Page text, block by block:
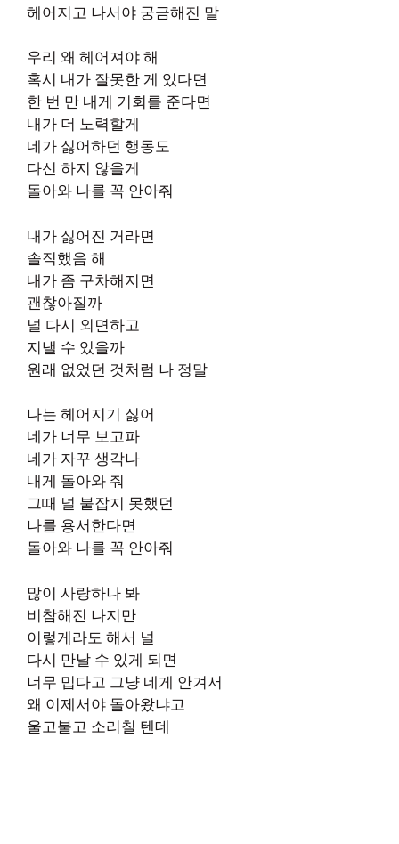
헤어지고 나서야 궁금해진 말
우리 왜 헤어져야 해
혹시 내가 잘못한 게 있다면
한 번 만 내게 기회를 준다면
내가 더 노력할게
네가 싫어하던 행동도
다신 하지 않을게
돌아와 나를 꼭 안아줘
내가 싫어진 거라면
솔직했음 해
내가 좀 구차해지면
괜찮아질까
널 다시 외면하고
지낼 수 있을까
원래 없었던 것처럼 나 정말
나는 헤어지기 싫어
네가 너무 보고파
네가 자꾸 생각나
내게 돌아와 줘
그때 널 붙잡지 못했던
나를 용서한다면
돌아와 나를 꼭 안아줘
많이 사랑하나 봐
비참해진 나지만
이렇게라도 해서 널
다시 만날 수 있게 되면
너무 밉다고 그냥 네게 안겨서
왜 이제서야 돌아왔냐고
울고불고 소리칠 텐데